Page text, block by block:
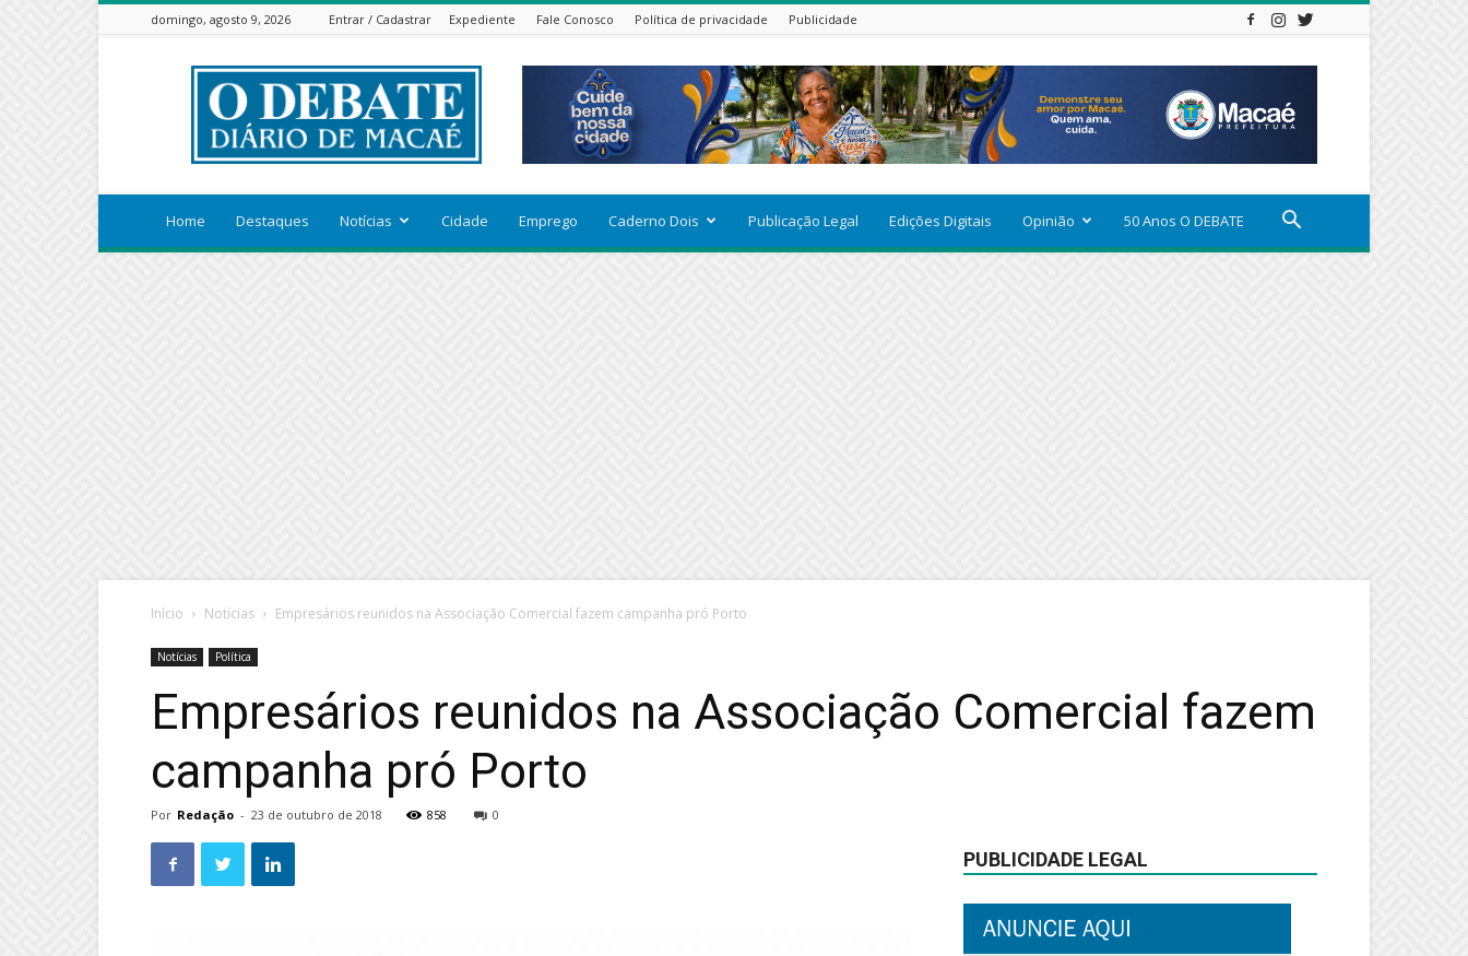
domingo, agosto 9, 2026 Entrar / Cadastrar Expediente Fale Conosco Política de privacidade Publicidade
ODEBATEON
Home Destaques Notícias Cidade Emprego Caderno Dois Publicação Legal Edições Digitais Opinião 50 Anos O DEBATE
Início Notícias Empresários reunidos na Associação Comercial fazem campanha pró Porto
Notícias Política
Empresários reunidos na Associação Comercial fazem
campanha pró Porto
Por Redação - 23 de outubro de 2018 858 0
PUBLICIDADE LEGAL